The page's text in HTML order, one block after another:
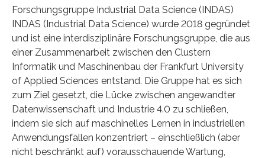
Forschungsgruppe Industrial Data Science (INDAS)
INDAS (Industrial Data Science) wurde 2018 gegründet
und ist eine interdisziplinäre Forschungsgruppe, die aus
einer Zusammenarbeit zwischen den Clustern
Informatik und Maschinenbau der Frankfurt University
of Applied Sciences entstand. Die Gruppe hat es sich
zum Ziel gesetzt, die Lücke zwischen angewandter
Datenwissenschaft und Industrie 4.0 zu schließen,
indem sie sich auf maschinelles Lernen in industriellen
Anwendungsfällen konzentriert – einschließlich (aber
nicht beschränkt auf) vorausschauende Wartung,